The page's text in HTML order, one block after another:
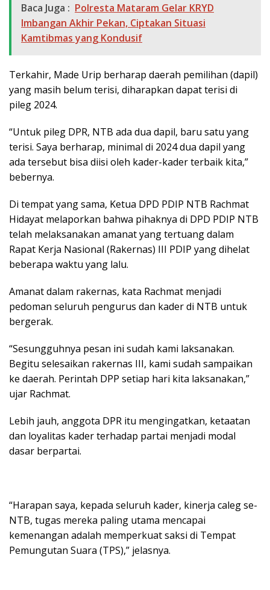
Baca Juga : Polresta Mataram Gelar KRYD
Imbangan Akhir Pekan, Ciptakan Situasi
Kamtibmas yang Kondusif
Terkahir, Made Urip berharap daerah pemilihan (dapil)
yang masih belum terisi, diharapkan dapat terisi di
pileg 2024.
“Untuk pileg DPR, NTB ada dua dapil, baru satu yang
terisi. Saya berharap, minimal di 2024 dua dapil yang
ada tersebut bisa diisi oleh kader-kader terbaik kita,”
bebernya.
Di tempat yang sama, Ketua DPD PDIP NTB Rachmat
Hidayat melaporkan bahwa pihaknya di DPD PDIP NTB
telah melaksanakan amanat yang tertuang dalam
Rapat Kerja Nasional (Rakernas) III PDIP yang dihelat
beberapa waktu yang lalu.
Amanat dalam rakernas, kata Rachmat menjadi
pedoman seluruh pengurus dan kader di NTB untuk
bergerak.
“Sesungguhnya pesan ini sudah kami laksanakan.
Begitu selesaikan rakernas III, kami sudah sampaikan
ke daerah. Perintah DPP setiap hari kita laksanakan,”
ujar Rachmat.
Lebih jauh, anggota DPR itu mengingatkan, ketaatan
dan loyalitas kader terhadap partai menjadi modal
dasar berpartai.
“Harapan saya, kepada seluruh kader, kinerja caleg se-
NTB, tugas mereka paling utama mencapai
kemenangan adalah memperkuat saksi di Tempat
Pemungutan Suara (TPS),” jelasnya.